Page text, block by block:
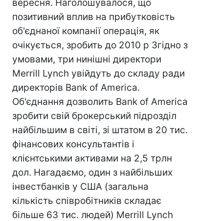
вересня. Наголошувалося, що
позитивний вплив на прибутковість
об'єднаної компанії операція, як
очікується, зробить до 2010 р Згідно з
умовами, три нинішні директори
Merrill Lynch увійдуть до складу ради
директорів Bank of America.
Об'єднання дозволить Bank of America
зробити свій брокерський підрозділ
найбільшим в світі, зі штатом в 20 тис.
фінансових консультантів і
клієнтськими активами на 2,5 трлн
дол. Нагадаємо, один з найбільших
інвестбанків у США (загальна
кількість співробітників складає
більше 63 тис. людей) Merrill Lynch